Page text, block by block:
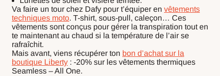
Va faire un tour chez Dafy pour t’équiper en vêtements
techniques moto. T-shirt, sous-pull, caleçon… Ces
vêtements sont conçus pour gérer la transpiration tout en
te maintenant au chaud si la température de l’air se
rafraîchit.
Mais avant, viens récupérer ton bon d’achat sur la
boutique Liberty : -20% sur les vêtements thermiques
Seamless – All One.